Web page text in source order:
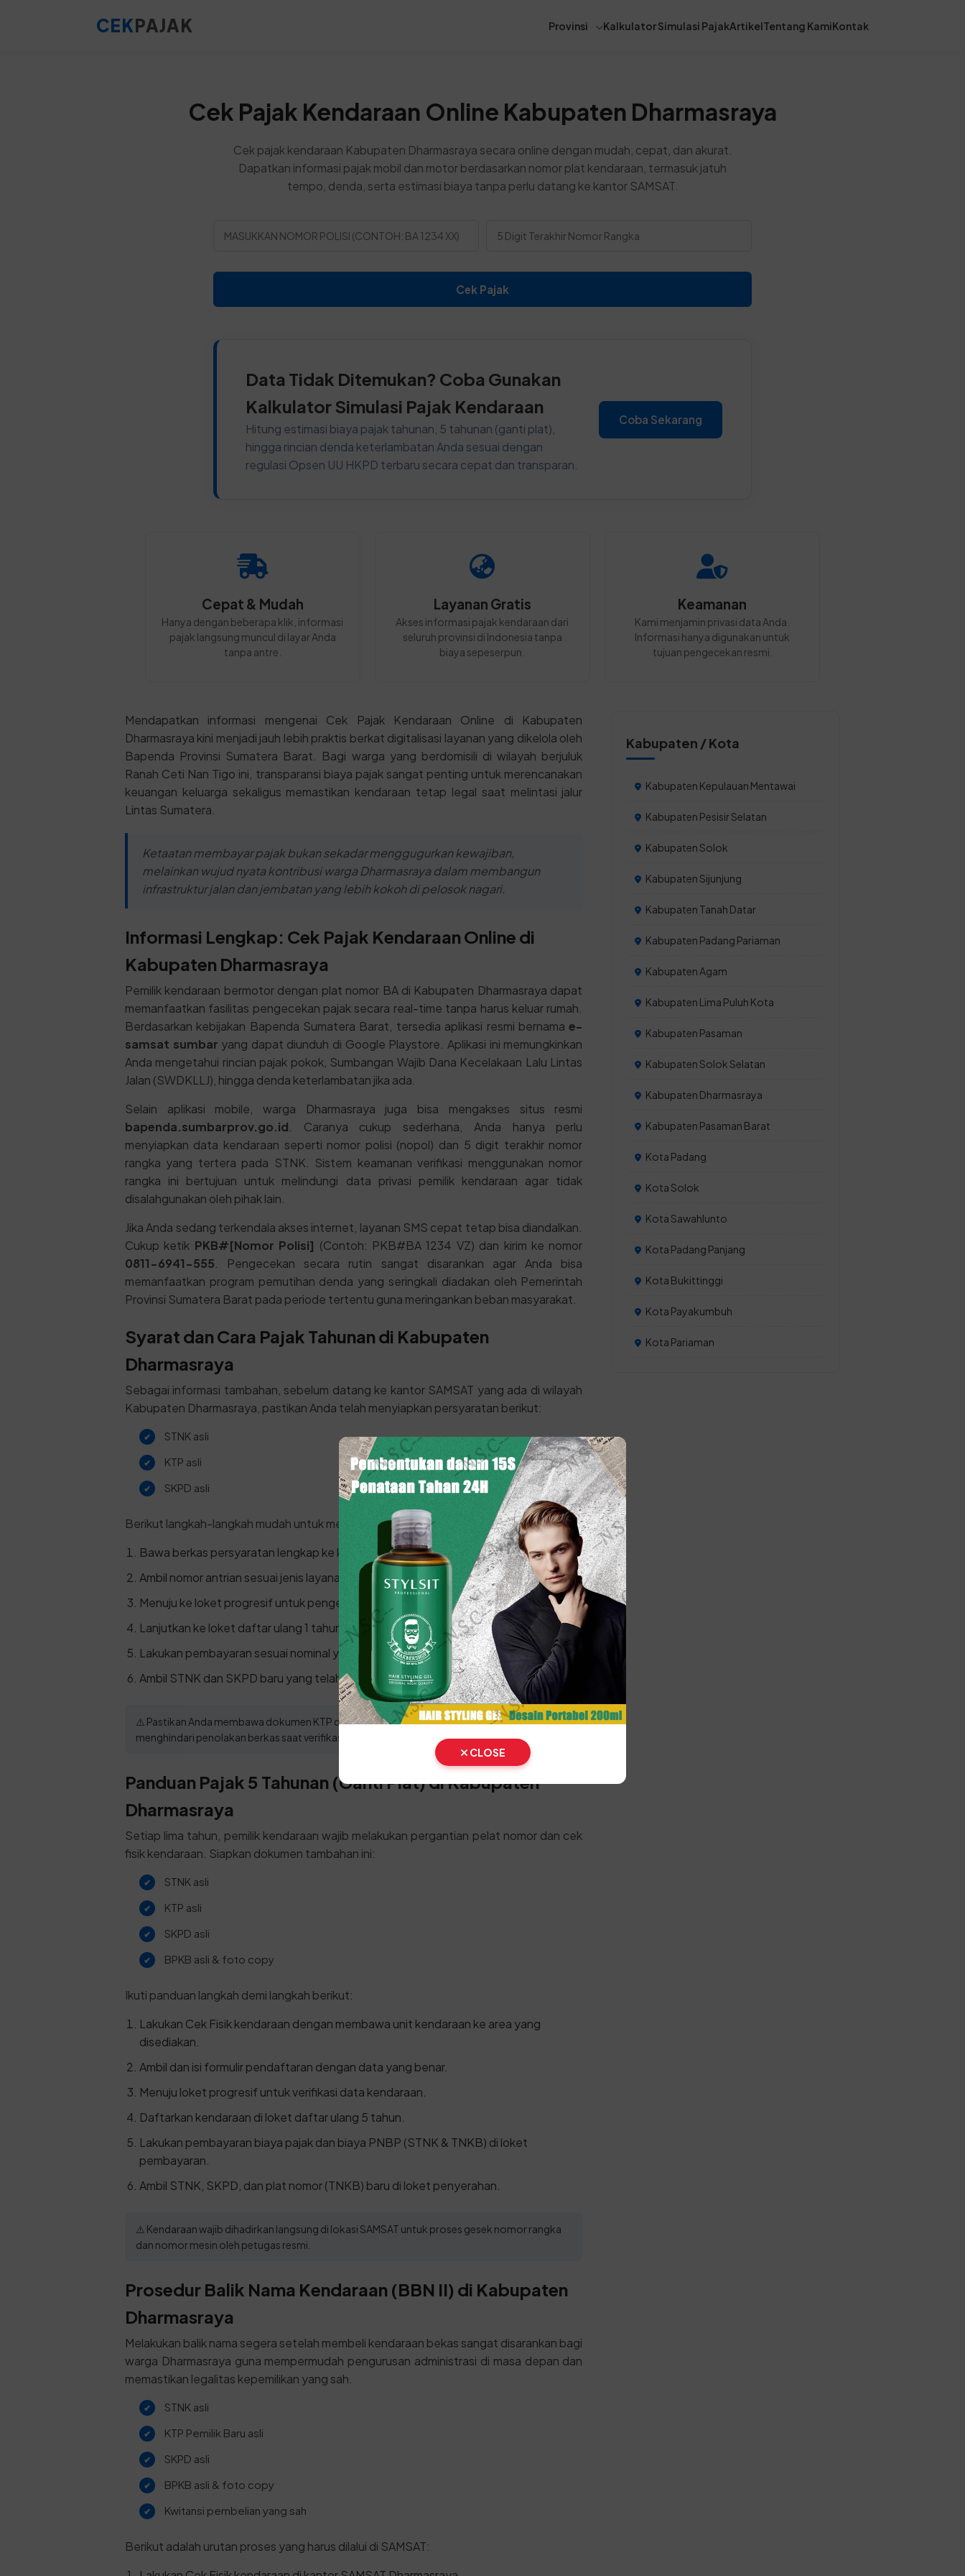
CEKPAJAK Provinsi Kalkulator Simulasi PajakArtikelTentang KamiKontak
Cek Pajak Kendaraan Online Kabupaten Dharmasraya
Cek pajak kendaraan Kabupaten Dharmasraya secara online dengan mudah, cepat, dan akurat.
Dapatkan informasi pajak mobil dan motor berdasarkan nomor plat kendaraan, termasuk jatuh
tempo, denda, serta estimasi biaya tanpa perlu datang ke kantor SAMSAT.
Cek Pajak
Data Tidak Ditemukan? Coba Gunakan
Kalkulator Simulasi Pajak Kendaraan
Hitung estimasi biaya pajak tahunan, 5 tahunan (ganti plat),
hingga rincian denda keterlambatan Anda sesuai dengan
regulasi Opsen UU HKPD terbaru secara cepat dan transparan.
Coba Sekarang
Cepat & Mudah
Hanya dengan beberapa klik, informasi
pajak langsung muncul di layar Anda
tanpa antre.
Layanan Gratis
Akses informasi pajak kendaraan dari
seluruh provinsi di Indonesia tanpa
biaya sepeserpun.
Keamanan
Kami menjamin privasi data Anda.
Informasi hanya digunakan untuk
tujuan pengecekan resmi.
Mendapatkan informasi mengenai Cek Pajak Kendaraan Online di Kabupaten
Dharmasraya kini menjadi jauh lebih praktis berkat digitalisasi layanan yang dikelola oleh
Bapenda Provinsi Sumatera Barat. Bagi warga yang berdomisili di wilayah berjuluk
Ranah Ceti Nan Tigo ini, transparansi biaya pajak sangat penting untuk merencanakan
keuangan keluarga sekaligus memastikan kendaraan tetap legal saat melintasi jalur
Lintas Sumatera.
Ketaatan membayar pajak bukan sekadar menggugurkan kewajiban,
melainkan wujud nyata kontribusi warga Dharmasraya dalam membangun
infrastruktur jalan dan jembatan yang lebih kokoh di pelosok nagari.
Informasi Lengkap: Cek Pajak Kendaraan Online di
Kabupaten Dharmasraya
Pemilik kendaraan bermotor dengan plat nomor BA di Kabupaten Dharmasraya dapat
memanfaatkan fasilitas pengecekan pajak secara real-time tanpa harus keluar rumah.
Berdasarkan kebijakan Bapenda Sumatera Barat, tersedia aplikasi resmi bernamae-
samsat sumbar yang dapat diunduh di Google Playstore. Aplikasi ini memungkinkan
Anda mengetahui rincian pajak pokok, Sumbangan Wajib Dana Kecelakaan Lalu Lintas
Jalan (SWDKLLJ), hingga denda keterlambatan jika ada.
Selain aplikasi mobile, warga Dharmasraya juga bisa mengakses situs resmi
bapenda.sumbarprov.go.id . Caranya cukup sederhana, Anda hanya perlu
menyiapkan data kendaraan seperti nomor polisi (nopol) dan 5 digit terakhir nomor
rangka yang tertera pada STNK. Sistem keamanan verifikasi menggunakan nomor
rangka ini bertujuan untuk melindungi data privasi pemilik kendaraan agar tidak
disalahgunakan oleh pihak lain.
Jika Anda sedang terkendala akses internet, layanan SMS cepat tetap bisa diandalkan.
Cukup ketik PKB#[Nomor Polisi] (Contoh: PKB#BA 1234 VZ) dan kirim ke nomor
0811-6941-555 . Pengecekan secara rutin sangat disarankan agar Anda bisa
memanfaatkan program pemutihan denda yang seringkali diadakan oleh Pemerintah
Provinsi Sumatera Barat pada periode tertentu guna meringankan beban masyarakat.
Syarat dan Cara Pajak Tahunan di Kabupaten
Dharmasraya
Sebagai informasi tambahan, sebelum datang ke kantor SAMSAT yang ada di wilayah
Kabupaten Dharmasraya, pastikan Anda telah menyiapkan persyaratan berikut:
STNK asli
KTP asli
SKPD asli
Berikut langkah-langkah mudah untuk melakukan prosesnya:
Bawa berkas persyaratan lengkap ke kantor SAMSAT atau gerai terdekat.
Ambil nomor antrian sesuai jenis layanan.
Menuju ke loket progresif untuk pengecekan data kepemilikan.
Lanjutkan ke loket daftar ulang 1 tahun untuk validasi berkas.
Lakukan pembayaran sesuai nominal yang tertera di loket pembayaran.
Ambil STNK dan SKPD baru yang telah disahkan.
⚠️ Pastikan Anda membawa dokumen KTP dan STNK asli yang masih terbaca jelas untuk
menghindari penolakan berkas saat verifikasi di loket pendaftaran.
Panduan Pajak 5 Tahunan (Ganti Plat) di Kabupaten
Dharmasraya
Setiap lima tahun, pemilik kendaraan wajib melakukan pergantian pelat nomor dan cek
fisik kendaraan. Siapkan dokumen tambahan ini:
STNK asli
KTP asli
SKPD asli
BPKB asli & foto copy
Ikuti panduan langkah demi langkah berikut:
Lakukan Cek Fisik kendaraan dengan membawa unit kendaraan ke area yang
disediakan.
Ambil dan isi formulir pendaftaran dengan data yang benar.
Menuju loket progresif untuk verifikasi data kendaraan.
Daftarkan kendaraan di loket daftar ulang 5 tahun.
Lakukan pembayaran biaya pajak dan biaya PNBP (STNK & TNKB) di loket
pembayaran.
Ambil STNK, SKPD, dan plat nomor (TNKB) baru di loket penyerahan.
⚠️ Kendaraan wajib dihadirkan langsung di lokasi SAMSAT untuk proses gesek nomor rangka
dan nomor mesin oleh petugas resmi.
Prosedur Balik Nama Kendaraan (BBN II) di Kabupaten
Dharmasraya
Melakukan balik nama segera setelah membeli kendaraan bekas sangat disarankan bagi
warga Dharmasraya guna mempermudah pengurusan administrasi di masa depan dan
memastikan legalitas kepemilikan yang sah.
STNK asli
KTP Pemilik Baru asli
SKPD asli
BPKB asli & foto copy
Kwitansi pembelian yang sah
Berikut adalah urutan proses yang harus dilalui di SAMSAT:
Kabupaten / Kota
Kabupaten Kepulauan Mentawai
Kabupaten Pesisir Selatan
Kabupaten Solok
Kabupaten Sijunjung
Kabupaten Tanah Datar
Kabupaten Padang Pariaman
Kabupaten Agam
Kabupaten Lima Puluh Kota
Kabupaten Pasaman
Kabupaten Solok Selatan
Kabupaten Dharmasraya
Kabupaten Pasaman Barat
Kota Padang
Kota Solok
Kota Sawahlunto
Kota Padang Panjang
Kota Bukittinggi
Kota Payakumbuh
Kota Pariaman
CLOSE